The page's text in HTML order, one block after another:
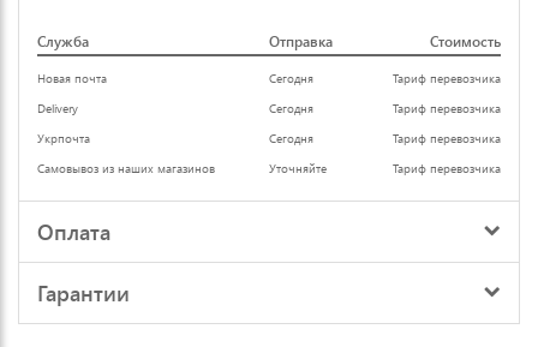
Служба Отправка Стоимость
Новая почта Сегодня
Тариф перевозчика
Delivery
Сегодня
Тариф перевозчика
Укрпочта
Сегодня
Тариф перевозчика
Самовывоз из наших магазинов
Уточняйте Тариф перевозчика
Оплата
Гарантии